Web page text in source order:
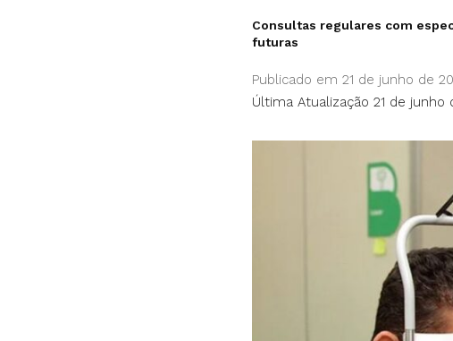
Consultas regulares com
futuras
Última Atualização 21 de junho
Publicado em 21 de junho de